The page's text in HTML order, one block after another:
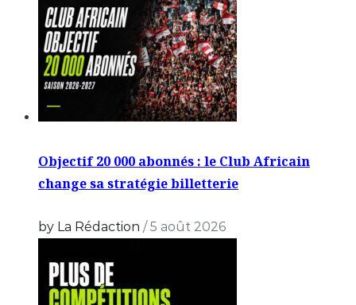
Objectif 20 000 abonnés : le Club Africain
change sa stratégie billetterie
by La Rédaction /5 août 2026